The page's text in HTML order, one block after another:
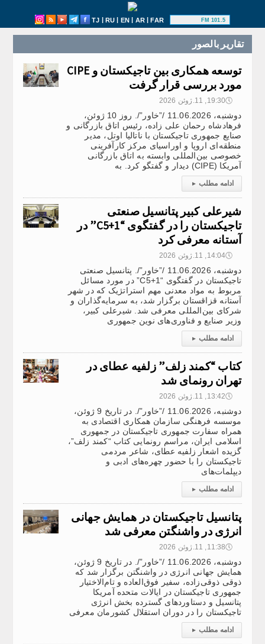
TJ | RU | EN | AR|FAR 101.5 FM
تقارير بالصور
توسعه همکاری بین تاجیکستان و CIPE
مورد بررسی قرار گرفت
🕔19:30, 11.ژوئن 2026
دوشنبه، 11.06.2026 /”خاور”/. روز 10 ژوئن،
فرهادشاه رحمان علی زاده، رئیس اتاق بازرگانی و
صنایع جمهوری تاجیکستان با ناتالیا اوتل، مدیر
منطقه‌ای اروپا و اوراسیای مرکز کارآفرینی
خصوصی بین‌المللی وابسته به اتاق بازرگانی
آمریکا (CIPE) دیدار و گفتگو کرد. به
ادامه مطلب ▸
شیرعلی کبیر پتانسیل صنعتی
تاجیکستان را در گفتگوی “C5+1” در
آستانه معرفی کرد
🕔14:04, 11.ژوئن 2026
دوشنبه، 11.06.2026 /”خاور”/. پتانسیل صنعتی
تاجیکستان در گفتگوی “C5+1” در مورد مسائل
مربوط به مواد معدنی مهم استراتژیک که در شهر
آستانه قزاقستان برگزار شد، به سرمایه‌گذاران و
شرکای بین‌المللی معرفی شد. شیرعلی کبیر،
وزیر صنایع و فناوری‌های نوین جمهوری
ادامه مطلب ▸
کتاب “کمند زلف” زلفیه عطای در
تهران رونمای شد
🕔13:42, 11.ژوئن 2026
دوشنبه، 11.06.2026 /”خاور”/. در تاریخ 9 ژوئن،
موسسه فرهنگی سازمان همکاری اقتصادی به
همراه سفارت جمهوری تاجیکستان در جمهوری
اسلامی ایران، مراسم رونمایی کتاب “کمند زلف”،
گزیده‌ اشعار زلفیه عطای، شاعر مردمی
تاجیکستان را با حضور چهره‌های ادبی و
دیپلمات‌های
ادامه مطلب ▸
پتانسیل تاجیکستان در همایش جهانی
انرژی در واشنگتن معرفی شد
🕔11:38, 11.ژوئن 2026
دوشنبه، 11.06.2026 /”خاور”/. در تاریخ 9 ژوئن،
همایش جهانی انرژی در واشنگتن برگزار شد که
ذوقی ذوقی‌زاده، سفیر فوق‌العاده و تام‌الاختیار
جمهوری تاجیکستان در ایالات متحده آمریکا
پتانسیل و دستاوردهای گسترده بخش انرژی
تاجیکستان را در دوران استقلال کشورمان معرفی
ادامه مطلب ▸